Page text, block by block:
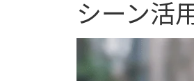
シーン活